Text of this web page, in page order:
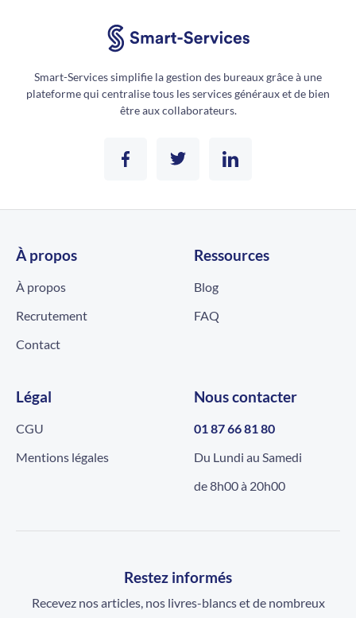
Smart-Services simplifie la gestion des bureaux grâce à une
plateforme qui centralise tous les services généraux et de bien
être aux collaborateurs.
À propos
À propos
Recrutement
Contact
Ressources
Blog
FAQ
Légal
CGU
Mentions légales
Nous contacter
01 87 66 81 80
Du Lundi au Samedi
de 8h00 à 20h00
Restez informés
Recevez nos articles, nos livres-blancs et de nombreux